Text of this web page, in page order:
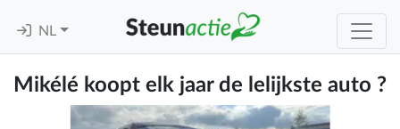
NL
Mikélé koopt elk jaar de lelijkste auto ?